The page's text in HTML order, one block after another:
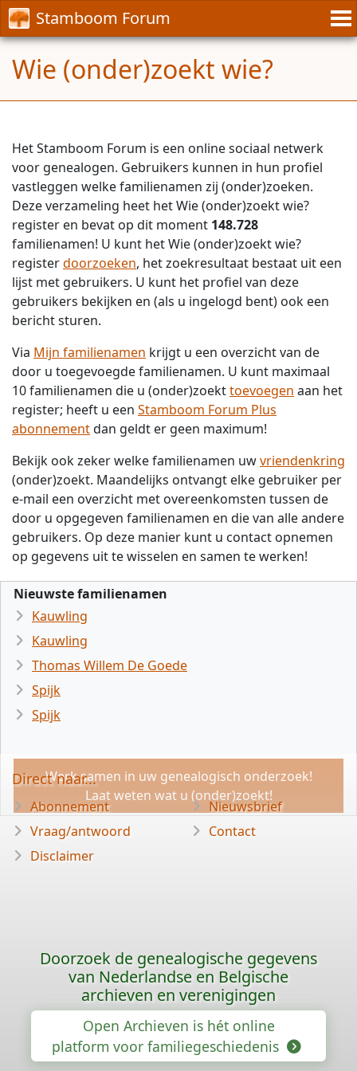
Stamboom Forum
Wie (onder)zoekt wie?
Het Stamboom Forum is een online sociaal netwerk
voor genealogen. Gebruikers kunnen in hun profiel
vastleggen welke familienamen zij (onder)zoeken.
Deze verzameling heet het Wie (onder)zoekt wie?
register en bevat op dit moment 148.728
familienamen! U kunt het Wie (onder)zoekt wie?
registerdoorzoeken, het zoekresultaat bestaat uit een
lijst met gebruikers. U kunt het profiel van deze
gebruikers bekijken en (als u ingelogd bent) ook een
bericht sturen.
Via Mijn familienamen krijgt u een overzicht van de
door u toegevoegde familienamen. U kunt maximaal
10 familienamen die u (onder)zoekttoevoegen aan het
register; heeft u een Stamboom Forum Plus
abonnementdan geldt er geen maximum!
Bekijk ook zeker welke familienamen uwvriendenkring
(onder)zoekt. Maandelijks ontvangt elke gebruiker per
e-mail een overzicht met overeenkomsten tussen de
door u opgegeven familienamen en die van alle andere
gebruikers. Op deze manier kunt u contact opnemen
op gegevens uit te wisselen en samen te werken!
Nieuwste familienamen
Kauwling
Kauwling
Thomas Willem De Goede
Spijk
Spijk
Werk samen in uw genealogisch onderzoek!
Laat weten wat u (onder)zoekt!
Direct naar...
Abonnement
Vraag/antwoord
Disclaimer
Nieuwsbrief
Contact
Doorzoek de genealogische gegevens
van Nederlandse en Belgische
archieven en verenigingen
Open Archieven is hét online
platform voor familiegeschiedenis